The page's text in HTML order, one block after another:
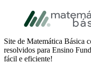
Footer
Site de Matemática Básica
resolvidos para Ensino
fácil e eficiente!